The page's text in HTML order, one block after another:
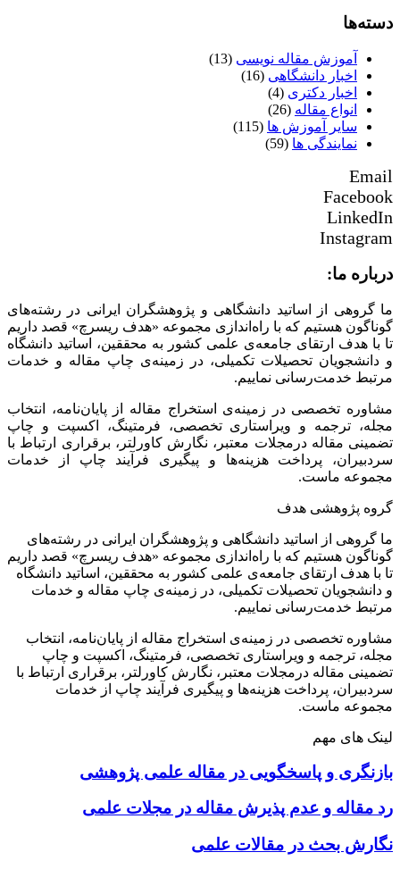
دسته‌ها
آموزش مقاله نویسی (13)
اخبار دانشگاهی (16)
اخبار دکتری (4)
انواع مقاله (26)
سایر آموزش ها (115)
نمایندگی ها (59)
Email
Facebook
LinkedIn
Instagram
درباره ما:
ما گروهی از اساتید دانشگاهی و پژوهشگران ایرانی در رشته‌های
گوناگون هستیم که با راه‌اندازی مجموعه «هدف ریسرچ» قصد داریم
تا با هدف ارتقای جامعه‌ی علمی کشور به محققین، اساتید دانشگاه
و دانشجویان تحصیلات تکمیلی، در زمینه‌ی چاپ مقاله و خدمات
مرتبط خدمت‌رسانی نماییم.
مشاوره تخصصی در زمینه‌ی استخراج مقاله از پایان‌نامه، انتخاب
مجله، ترجمه و ویراستاری تخصصی، فرمتینگ، اکسپت و چاپ
تضمینی مقاله درمجلات معتبر، نگارش کاورلتر، برقراری ارتباط با
سردبیران، پرداخت هزینه‌ها و پیگیری فرآیند چاپ از خدمات
مجموعه ماست.
گروه پژوهشی هدف
ما گروهی از اساتید دانشگاهی و پژوهشگران ایرانی در رشته‌های
گوناگون هستیم که با راه‌اندازی مجموعه «هدف ریسرچ» قصد داریم
تا با هدف ارتقای جامعه‌ی علمی کشور به محققین، اساتید دانشگاه
و دانشجویان تحصیلات تکمیلی، در زمینه‌ی چاپ مقاله و خدمات
مرتبط خدمت‌رسانی نماییم.
مشاوره تخصصی در زمینه‌ی استخراج مقاله از پایان‌نامه، انتخاب
مجله، ترجمه و ویراستاری تخصصی، فرمتینگ، اکسپت و چاپ
تضمینی مقاله درمجلات معتبر، نگارش کاورلتر، برقراری ارتباط با
سردبیران، پرداخت هزینه‌ها و پیگیری فرآیند چاپ از خدمات
مجموعه ماست.
لینک های مهم
بازنگری و پاسخگویی در مقاله علمی پژوهشی
رد مقاله و عدم پذیرش مقاله در مجلات علمی
نگارش بحث در مقالات علمی